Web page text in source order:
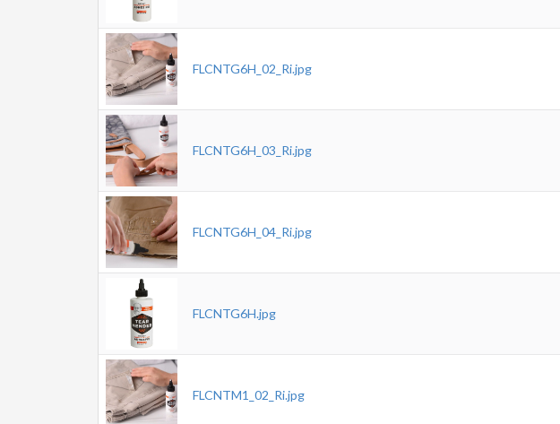
FLCNTG6H_02_Ri.jpg
FLCNTG6H_03_Ri.jpg
FLCNTG6H_04_Ri.jpg
FLCNTG6H.jpg
FLCNTM1_02_Ri.jpg